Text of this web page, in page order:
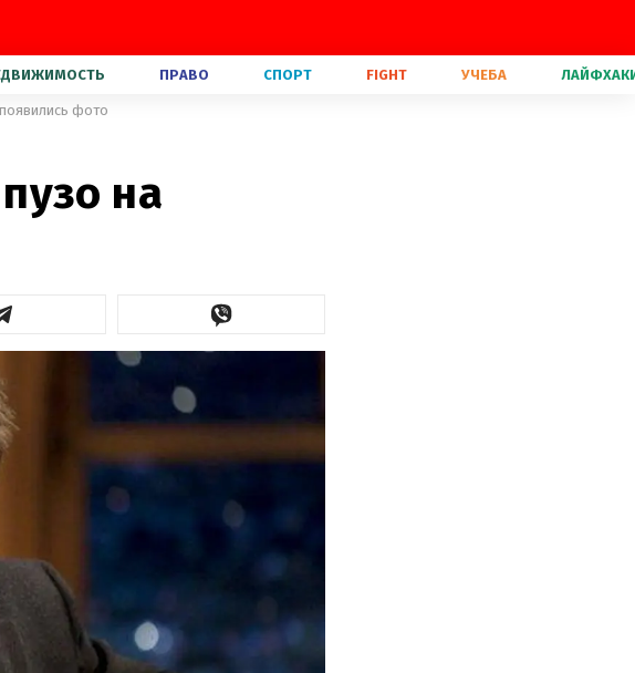
ПРАВО СПОРТ FIGHT УЧЕБА
фото
на